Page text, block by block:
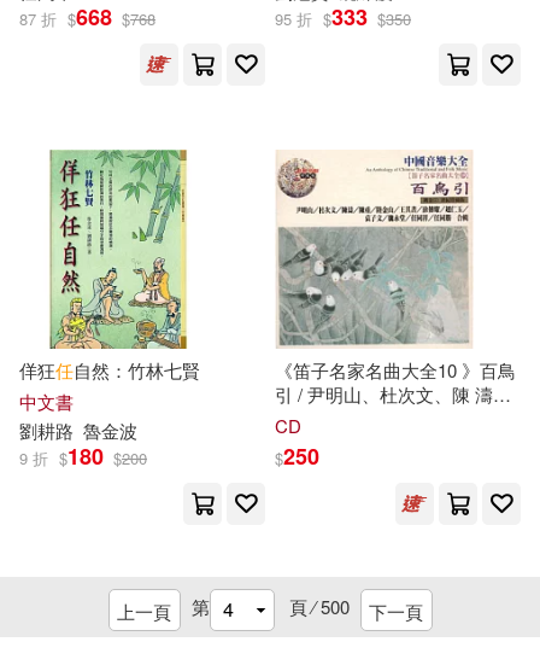
中國地圖出版社(17)
任溶溶(17) 劉昱江(17)
北極光攝影(17) 和力(17)
庄司陽子(17) 廖震(17)
本社(17) 朱光潛(17)
李佳(17) 李進(17)
目川文化編輯小組(17)
學苑出版社(119)
譯林出版社(119) 三采(118)
遼寧美術出版社(118)
中國書籍出版社(117)
上海人民美術出版社(116)
吉林文史出版社(116)
87 折 $668 $768 95 折 $333 $350
佯狂任自然：竹林七賢
中文書
劉耕路 魯金波
9 折 $180 $200
《笛子名家名曲大全10 》百鳥
引 / 尹明山、杜次文、陳 濤、
陳 重、陸金山、王其韋、涂傳
祥、任
CD
$250
上一頁 第 頁 ⁄500 下一頁